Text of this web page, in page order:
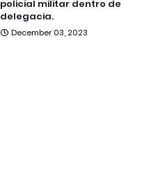
policial militar dentro de
delegacia.
December 03, 2023